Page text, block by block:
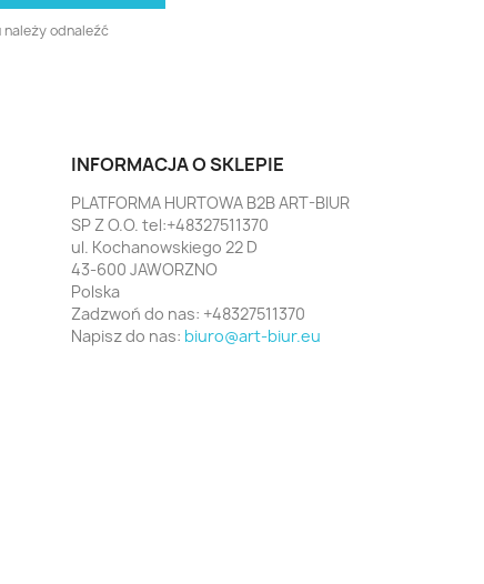
odnaleźć
INFORMACJA O SKLEPIE
PLATFORMA HURTOWA B2B ART-BIUR
SP Z O.O. tel:+48327511370
ul. Kochanowskiego 22 D
43-600 JAWORZNO
Polska
Zadzwoń do nas: +48327511370
Napisz do nas: biuro@art-biur.eu